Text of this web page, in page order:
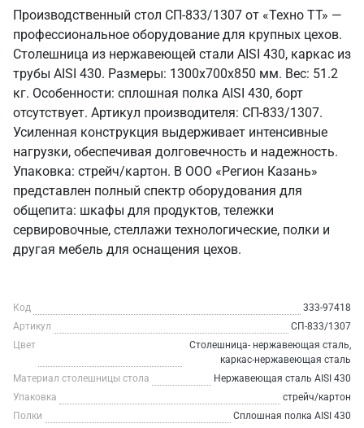
Производственный стол СП-833/1307 от «Техно ТТ» —
профессиональное оборудование для крупных цехов.
Столешница из нержавеющей стали AISI 430, каркас из
трубы AISI 430. Размеры: 1300x700x850 мм. Вес: 51.2
кг. Особенности: сплошная полка AISI 430, борт
отсутствует. Артикул производителя: СП-833/1307.
Усиленная конструкция выдерживает интенсивные
нагрузки, обеспечивая долговечность и надежность.
Упаковка: стрейч/картон. В ООО «Регион Казань»
представлен полный спектр оборудования для
общепита: шкафы для продуктов, тележки
сервировочные, стеллажи технологические, полки и
другая мебель для оснащения цехов.
Код
333-97418
Артикул
СП-833/1307
Цвет
Столешница- нержавеющая сталь,
каркас-нержавеющая сталь
Материал столешницы стола
Нержавеющая сталь AISI 430
Упаковка
стрейч/картон
Полки
Сплошная полка AISI 430